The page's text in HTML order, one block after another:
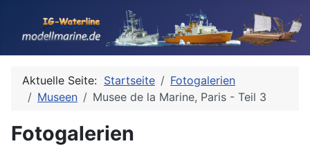
Aktuelle Seite: Startseite
Fotogalerien
Museen
Musee de la Marine, Paris - Teil 3
Fotogalerien